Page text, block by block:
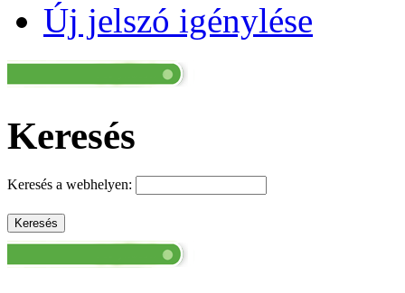
Új jelszó igénylése
Keresés
Keresés a webhelyen: